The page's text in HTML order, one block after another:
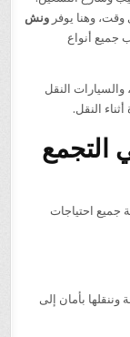
وهنا يوفرونش
جميع أنواع
والسيارات النقل
النقل.
جميع احتياجات
بأمان إلى